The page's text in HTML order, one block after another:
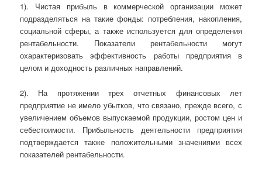
1). Чистая прибыль в коммерческой организации может
подразделяться на такие фонды: потребления, накопления,
социальной сферы, а также используется для определения
рентабельности. Показатели рентабельности могут
охарактеризовать эффективность работы предприятия в
целом и доходность различных направлений.
2). На протяжении трех отчетных финансовых лет
предприятие не имело убытков, что связано, прежде всего, с
увеличением объемов выпускаемой продукции, ростом цен и
себестоимости. Прибыльность деятельности предприятия
подтверждается также положительными значениями всех
показателей рентабельности.